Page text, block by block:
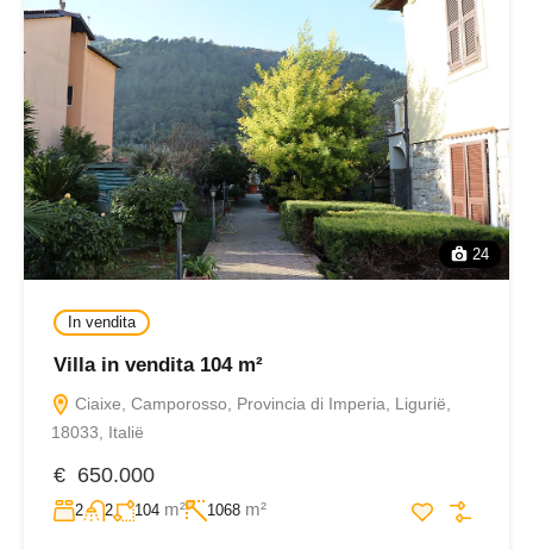
24
In vendita
Villa in vendita 104 m²
Ciaixe, Camporosso, Provincia di Imperia, Ligurië,
18033, Italië
€ 650.000
2 2 104 m² 1068 m²